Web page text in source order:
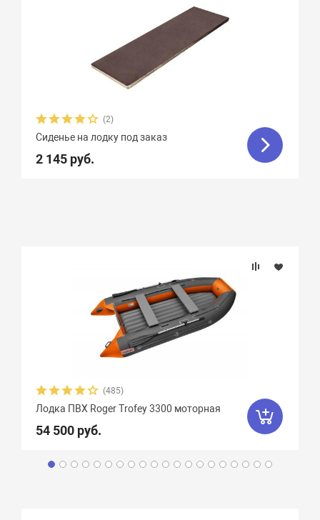
(2)
Сиденье на лодку под заказ
2 145 руб.
(485)
Лодка ПВХ Roger Trofey 3300 моторная
54 500 руб.